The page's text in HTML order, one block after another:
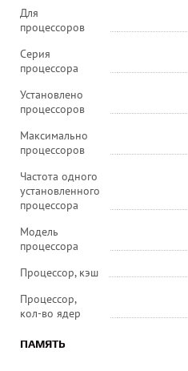
Для
процессоров
Серия
процессора
Установлено
процессоров
Максимально
процессоров
Частота одного
установленного
процессора
Модель
процессора
Процессор, кэш
Процессор,
кол-во ядер
ПАМЯТЬ